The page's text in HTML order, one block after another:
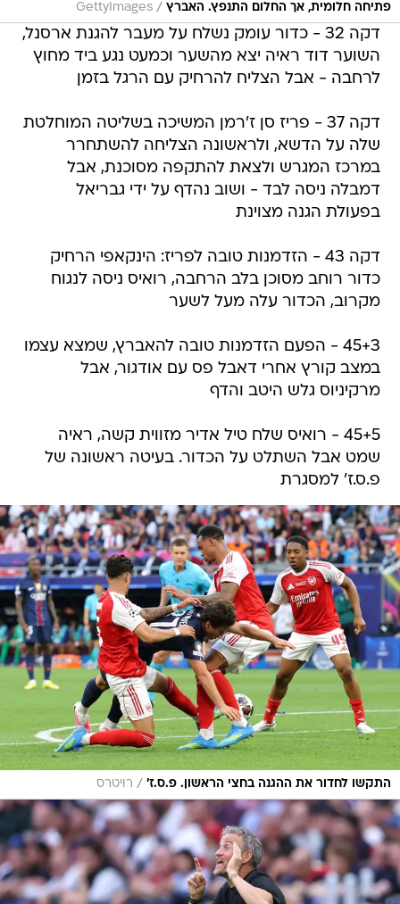
פתיחה חלומית, אך החלום התנפץ. האברץ /
GettyImages
דקה 32 - כדור עומק נשלח על מעבר להגנת ארסנל,
השוער דוד ראיה יצא מהשער וכמעט נגע ביד מחוץ
לרחבה - אבל הצליח להרחיק עם הרגל בזמן
דקה 37 - פריז סן ז'רמן המשיכה בשליטה המוחלטת
שלה על הדשא, ולראשונה הצליחה להשתחרר
במרכז המגרש ולצאת להתקפה מסוכנת, אבל
דמבלה ניסה לבד - ושוב נהדף על ידי גבריאל
בפעולת הגנה מצוינת
דקה 43 - הזדמנות טובה לפריז: הינקאפי הרחיק
כדור רוחב מסוכן בלב הרחבה, רואיס ניסה לנגוח
מקרוב, הכדור עלה מעל לשער
45+3 - הפעם הזדמנות טובה להאברץ, שמצא עצמו
במצב קורץ אחרי דאבל פס עם אודגור, אבל
מרקיניוס גלש היטב והדף
45+5 - רואיס שלח טיל אדיר מזווית קשה, ראיה
שמט אבל השתלט על הכדור. בעיטה ראשונה של
פ.ס.ז' למסגרת
התקשו לחדור את ההגנה בחצי הראשון. פ.ס.ז' / רויטרס